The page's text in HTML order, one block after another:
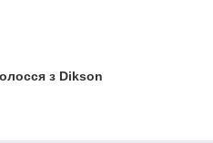
з Dikson